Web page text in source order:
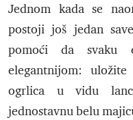
Jednom kada se
postoji još jedan
pomoći da svaku
elegantnijom:
ogrlica u vidu
jednostavnu belu